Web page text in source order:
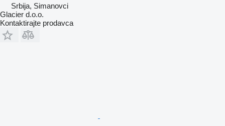
Srbija, Simanovci
Glacier d.o.o.
Kontaktirajte prodavca